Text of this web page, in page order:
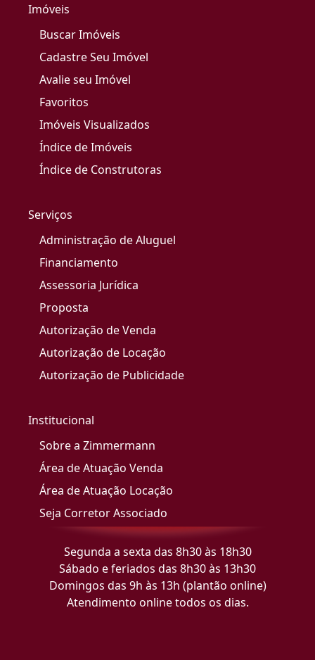
Imóveis
Buscar Imóveis
Cadastre Seu Imóvel
Avalie seu Imóvel
Favoritos
Imóveis Visualizados
Índice de Imóveis
Índice de Construtoras
Serviços
Administração de Aluguel
Financiamento
Assessoria Jurídica
Proposta
Autorização de Venda
Autorização de Locação
Autorização de Publicidade
Institucional
Sobre a Zimmermann
Área de Atuação Venda
Área de Atuação Locação
Seja Corretor Associado
Segunda a sexta das 8h30 às 18h30
Sábado e feriados das 8h30 às 13h30
Domingos das 9h às 13h (plantão online)
Atendimento online todos os dias.